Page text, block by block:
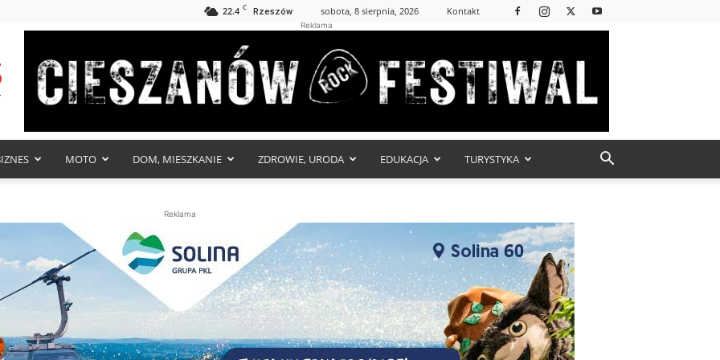
22.4 C Rzeszów sobota, 8 sierpnia, 2026 Kontakt
Reklama
MOTO DOM, MIESZKANIE ZDROWIE, URODA EDUKACJA TURYSTYKA
Reklama